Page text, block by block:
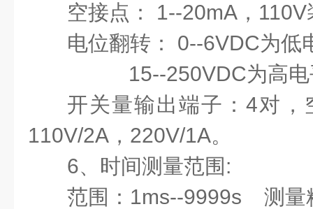
空接点：
1--20mA，
电位翻转：
0--6VDC为低
15--250VDC为高
开关量输出端子：4对，
110V/2A，220V/1A。
6、时间测量范围:
范围： 1ms--9999s 测量